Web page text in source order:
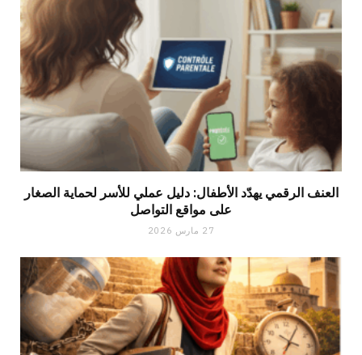
العنف الرقمي يهدّد الأطفال: دليل عملي للأسر لحماية الصغار
على مواقع التواصل
27 مارس 2026